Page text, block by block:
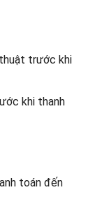
trước khi
khi thanh
toán đến